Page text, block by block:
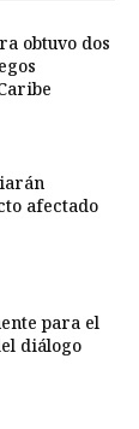
obtuvo dos
afectado
para el
diálogo